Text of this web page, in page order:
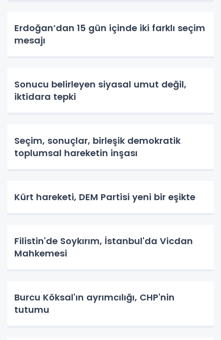
Erdoğan’dan 15 gün içinde iki farklı seçim
mesajı
Sonucu belirleyen siyasal umut değil,
iktidara tepki
Seçim, sonuçlar, birleşik demokratik
toplumsal hareketin inşası
Kürt hareketi, DEM Partisi yeni bir eşikte
Filistin'de Soykırım, İstanbul'da Vicdan
Mahkemesi
Burcu Köksal'ın ayrımcılığı, CHP'nin
tutumu